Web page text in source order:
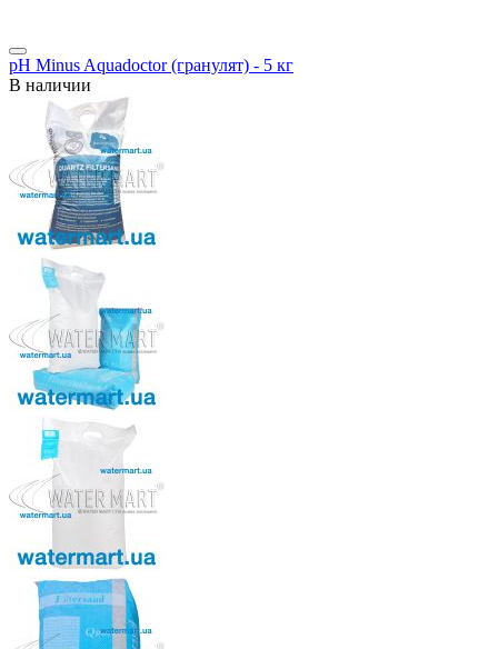
pH Minus Aquadoctor (гранулят) - 5 кг
В наличии